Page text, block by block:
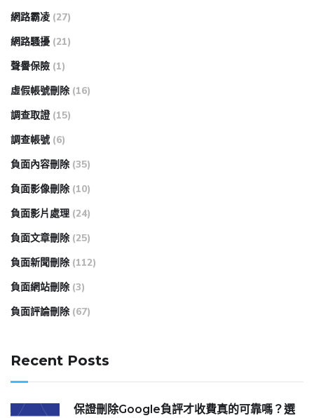
網路霸凌 (27)
網路騷擾 (21)
聲譽保險 (1)
虛假帳號刪除 (16)
調查取證 (15)
調查帳號 (6)
負面內容刪除 (35)
負面影像刪除 (10)
負面影片處理 (24)
負面文章刪除 (25)
負面新聞刪除 (112)
負面網站刪除 (3)
負面評論刪除 (67)
Recent Posts
保證刪除Google負評才收費真的可靠嗎？選